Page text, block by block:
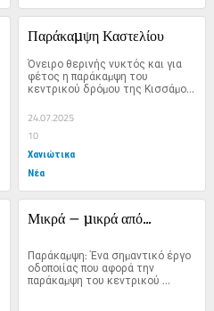
Παράκαµψη Καστελίου
Όνειρο θερινής νυκτός και για
φέτος η παράκαµψη του
κεντρικού δρόµου της Κισσάµου.
24.07.2025
10
Χανιώτικα
Νέα
Μικρά – µικρά από...
Παράκαµψη: Ένα σηµαντικό έργο
οδοποιίας που αφορά την
παράκαµψη του κεντρικού
δρόµου Τοπολίων µε...